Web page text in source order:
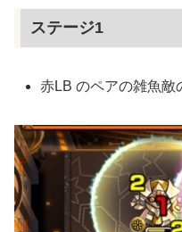
ステージ1
赤LB のペアの雑魚敵